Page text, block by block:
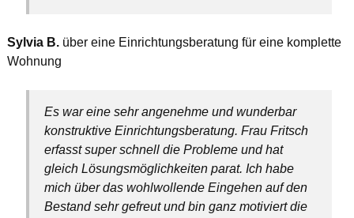
Sylvia B. über eine Einrichtungsberatung für eine komplette
Wohnung
Es war eine sehr angenehme und wunderbar
konstruktive Einrichtungsberatung. Frau Fritsch
erfasst super schnell die Probleme und hat
gleich Lösungsmöglichkeiten parat. Ich habe
mich über das wohlwollende Eingehen auf den
Bestand sehr gefreut und bin ganz motiviert die